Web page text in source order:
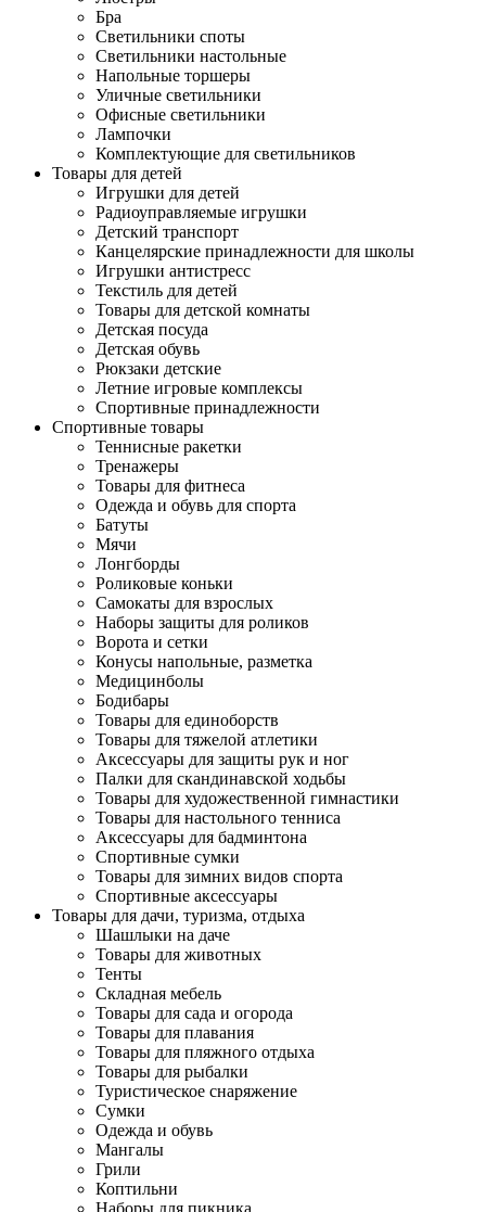
Бра
Светильники споты
Светильники настольные
Напольные торшеры
Уличные светильники
Офисные светильники
Лампочки
Комплектующие для светильников
Товары для детей
Игрушки для детей
Радиоуправляемые игрушки
Детский транспорт
Канцелярские принадлежности для школы
Игрушки антистресс
Текстиль для детей
Товары для детской комнаты
Детская посуда
Детская обувь
Рюкзаки детские
Летние игровые комплексы
Спортивные принадлежности
Спортивные товары
Теннисные ракетки
Тренажеры
Товары для фитнеса
Одежда и обувь для спорта
Батуты
Мячи
Лонгборды
Роликовые коньки
Самокаты для взрослых
Наборы защиты для роликов
Ворота и сетки
Конусы напольные, разметка
Медицинболы
Бодибары
Товары для единоборств
Товары для тяжелой атлетики
Аксессуары для защиты рук и ног
Палки для скандинавской ходьбы
Товары для художественной гимнастики
Товары для настольного тенниса
Аксессуары для бадминтона
Спортивные сумки
Товары для зимних видов спорта
Спортивные аксессуары
Товары для дачи, туризма, отдыха
Шашлыки на даче
Товары для животных
Тенты
Складная мебель
Товары для сада и огорода
Товары для плавания
Товары для пляжного отдыха
Товары для рыбалки
Туристическое снаряжение
Сумки
Одежда и обувь
Мангалы
Грили
Коптильни
Наборы для пикника